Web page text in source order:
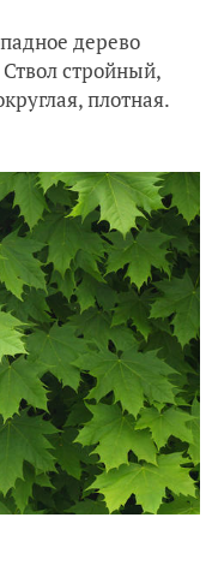
дерево
стройный,
плотная.